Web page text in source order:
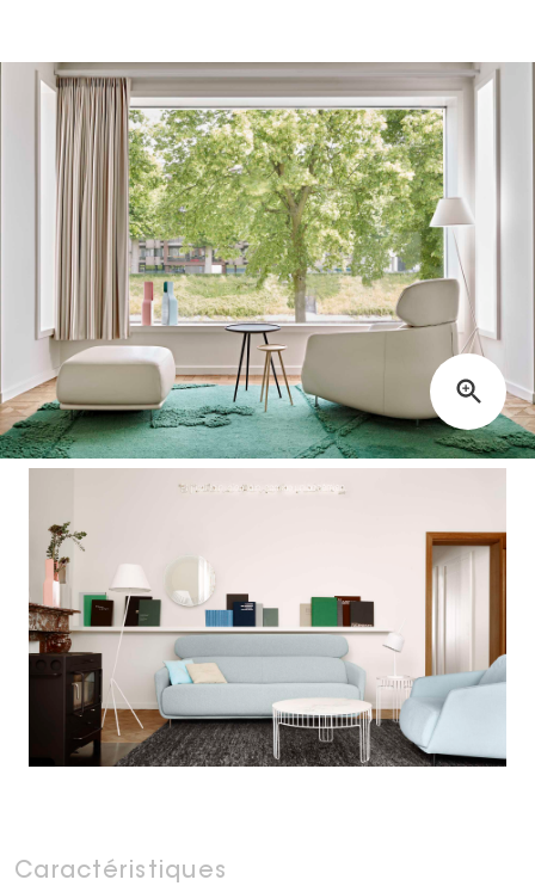
Caractéristiques